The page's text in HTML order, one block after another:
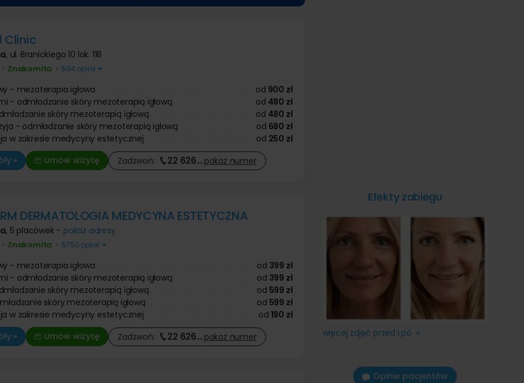
twarzy
ust kwasem
zmarszczek kwasem
prostaty
Operacje i leczenie ślinianek
kaszaka
tłuszczaka
znamienia barwnikowego
Leczenie nietrzymania moczu
Onkologia
Leczenie niepłodności
Leczenie zaburzeń odżywiania
Psychoterapia
Fizjoterapia
Leczenie bólu
Masaże
Medycyna pracy
Ortopeda
Clinic
, ul. Branickiego 10 lok. 118
• Znakomita • 594 opinii
- mezoterapia igłowa od 900 zł
- odmładzanie skóry mezoterapią igłową
od 480 zł
skóry mezoterapią igłową
od 480 zł
- odmładzanie skóry mezoterapią igłową
od 680 zł
w zakresie medycyny estetycznej
od 250 zł
»
Umów wizytę Zadzwoń: 22 626…pokaż numer
DERMATOLOGIA MEDYCYNA ESTETYCZNA
, 5 placówek - pokaż adresy
• Znakomita • 6750 opinii
- mezoterapia igłowa od 399 zł
- odmładzanie skóry mezoterapią igłową
od 399 zł
skóry mezoterapią igłową
od 599 zł
skóry mezoterapią igłową
od 599 zł
w zakresie medycyny estetycznej
od 190 zł
»
Umów wizytę Zadzwoń: 22 626…pokaż numer
Efekty zabiegu
więcej zdjęć przed i po »
Opinie pacjentów